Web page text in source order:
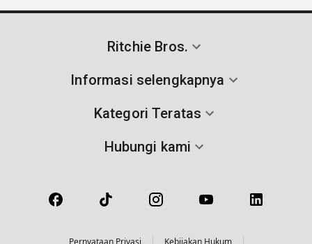
Ritchie Bros.
Informasi selengkapnya
Kategori Teratas
Hubungi kami
Pernyataan Privasi Kebijakan Hukum